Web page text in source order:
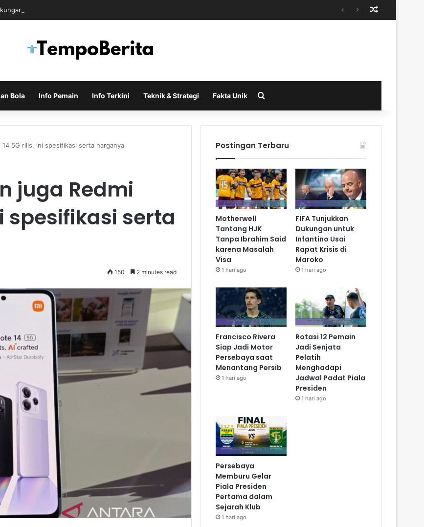
untuk Infantino Usai Rapat Krisis di Maroko
Bola Info Pemain Info Terkini Teknik & Strategi Fakta Unik
5G rilis, ini spesifikasi serta harganya
juga Redmi
spesifikasi serta
150 2 minutes read
Postingan Terbaru
Motherwell
Tantang HJK
Tanpa Ibrahim Said
karena Masalah
Visa
1 hari ago
FIFA Tunjukkan
Dukungan untuk
Infantino Usai
Rapat Krisis di
Maroko
1 hari ago
Francisco Rivera
Siap Jadi Motor
Persebaya saat
Menantang Persib
1 hari ago
Rotasi 12 Pemain
Jadi Senjata
Pelatih
Menghadapi
Jadwal Padat Piala
Presiden
1 hari ago
Persebaya
Memburu Gelar
Piala Presiden
Pertama dalam
Sejarah Klub
1 hari ago